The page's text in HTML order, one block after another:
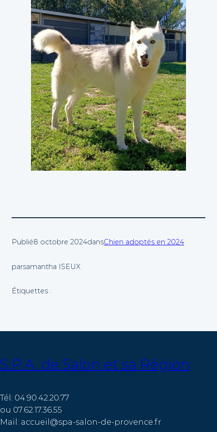
Publié8 octobre 2024dansChien adoptés en 2024
parsamantha ISEUX
Étiquettes :
S.P.A. de Salon et sa Région
Tél: 04.90.42.20.77
ou 07.62.17.36.55
Mail: accueil@spa-salon-de-provence.fr